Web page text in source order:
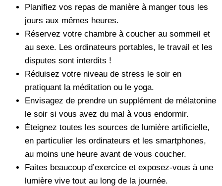
Planifiez vos repas de manière à manger tous les
jours aux mêmes heures.
Réservez votre chambre à coucher au sommeil et
au sexe. Les ordinateurs portables, le travail et les
disputes sont interdits !
Réduisez votre niveau de stress le soir en
pratiquant la méditation ou le yoga.
Envisagez de prendre un supplément de mélatonine
le soir si vous avez du mal à vous endormir.
Éteignez toutes les sources de lumière artificielle,
en particulier les ordinateurs et les smartphones,
au moins une heure avant de vous coucher.
Faites beaucoup d’exercice et exposez-vous à une
lumière vive tout au long de la journée.